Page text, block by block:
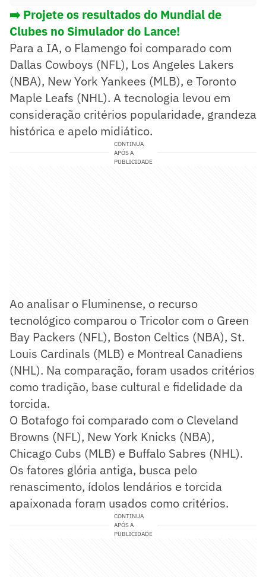
➡️ Projete os resultados do Mundial de
Clubes no Simulador do Lance!
Para a IA, o Flamengo foi comparado com
Dallas Cowboys (NFL), Los Angeles Lakers
(NBA), New York Yankees (MLB), e Toronto
Maple Leafs (NHL). A tecnologia levou em
consideração critérios popularidade, grandeza
histórica e apelo midiático.
CONTINUA
APÓS A
PUBLICIDADE
Ao analisar o Fluminense, o recurso
tecnológico comparou o Tricolor com o Green
Bay Packers (NFL), Boston Celtics (NBA), St.
Louis Cardinals (MLB) e Montreal Canadiens
(NHL). Na comparação, foram usados critérios
como tradição, base cultural e fidelidade da
torcida.
O Botafogo foi comparado com o Cleveland
Browns (NFL), New York Knicks (NBA),
Chicago Cubs (MLB) e Buffalo Sabres (NHL).
Os fatores glória antiga, busca pelo
renascimento, ídolos lendários e torcida
apaixonada foram usados como critérios.
CONTINUA
APÓS A
PUBLICIDADE